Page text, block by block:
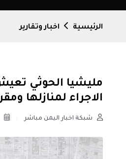
الرئيسية اخبار وتقارير
مليشيا الحوثي
الاجراء لمنازلها
شبكة اخبار اليمن مباشر